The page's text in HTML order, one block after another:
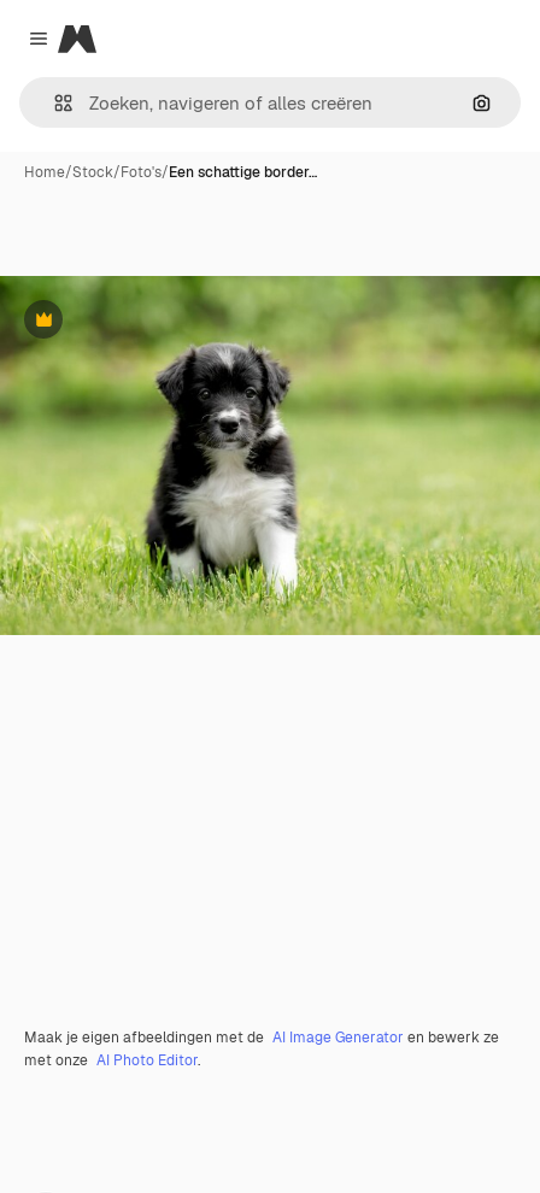
Close menu
Magnific
Home/Stock/Foto's/Een schattige border…
Premium
Maak je eigen afbeeldingen met de AI Image Generator en bewerk ze
met onze AI Photo Editor.